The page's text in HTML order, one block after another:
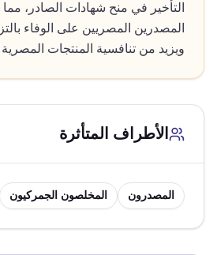
التأخير في منح شهادات الصادر،
المصدرين المصريين على الوفاء
ويزيد من تنافسية المنتجات
الأطراف المتأثرة
المصدرون المخلصون الجمركيون